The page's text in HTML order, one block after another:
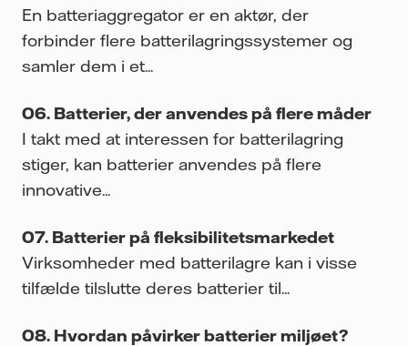
En batteriaggregator er en aktør, der
forbinder flere batterilagringssystemer og
samler dem i et...
Batterier, der anvendes på flere måder
I takt med at interessen for batterilagring
stiger, kan batterier anvendes på flere
innovative...
Batterier på fleksibilitetsmarkedet
Virksomheder med batterilagre kan i visse
tilfælde tilslutte deres batterier til...
Hvordan påvirker batterier miljøet?